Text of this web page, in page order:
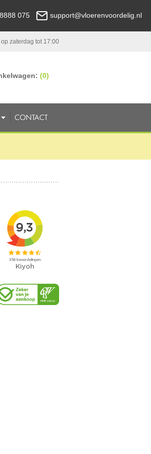
075 support@vloerenvoordelig.nl
zaterdag tot 17:00
(0)
CONTACT